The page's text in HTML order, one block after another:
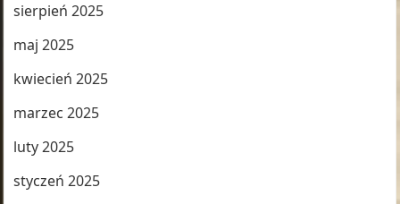
sierpień 2025
maj 2025
kwiecień 2025
marzec 2025
luty 2025
styczeń 2025